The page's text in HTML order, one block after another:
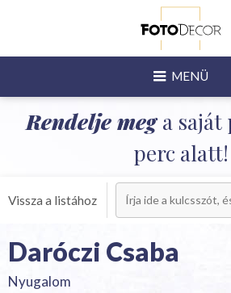
MENÜ
Rendelje mega saját
perc alatt!
Vissza a listához
Daróczi Csaba
Nyugalom